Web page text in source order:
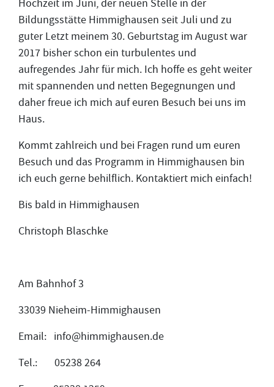
Hochzeit im Juni, der neuen Stelle in der
Bildungsstätte Himmighausen seit Juli und zu
guter Letzt meinem 30. Geburtstag im August war
2017 bisher schon ein turbulentes und
aufregendes Jahr für mich. Ich hoffe es geht weiter
mit spannenden und netten Begegnungen und
daher freue ich mich auf euren Besuch bei uns im
Haus.
Kommt zahlreich und bei Fragen rund um euren
Besuch und das Programm in Himmighausen bin
ich euch gerne behilflich. Kontaktiert mich einfach!
Bis bald in Himmighausen
Christoph Blaschke
Am Bahnhof 3
33039 Nieheim-Himmighausen
Email: info@himmighausen.de
Tel.: 05238 264